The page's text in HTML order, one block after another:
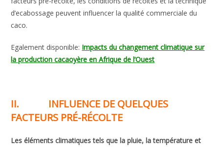
d’ecabossage peuvent influencer la qualité commerciale du
caco.
Egalement disponible: Impacts du changement climatique sur
la production cacaoyère en Afrique de l’Ouest
II. INFLUENCE DE QUELQUES
FACTEURS PRÉ-RÉCOLTE
Les éléments climatiques tels que la pluie, la température et